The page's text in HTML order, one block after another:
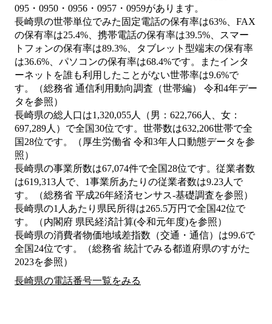
095・0950・0956・0957・0959があります。
長崎県の世帯単位でみた固定電話の保有率は63%、FAX
の保有率は25.4%、携帯電話の保有率は39.5%、スマー
トフォンの保有率は89.3%、タブレット型端末の保有率
は36.6%、パソコンの保有率は68.4%です。またインタ
ーネットを誰も利用したことがない世帯率は9.6%で
す。（総務省 通信利用動向調査（世帯編） 令和4年デー
タを参照）
長崎県の総人口は1,320,055人（男：622,766人、女：
697,289人）で全国30位です。世帯数は632,206世帯で全
国28位です。（厚生労働省 令和3年人口動態データを参
照）
長崎県の事業所数は67,074件で全国28位です。従業者数
は619,313人で、1事業所あたりの従業者数は9.23人で
す。（総務省 平成26年経済センサス‐基礎調査を参照）
長崎県の1人あたり県民所得は265.5万円で全国42位で
す。（内閣府 県民経済計算(令和元年度)を参照）
長崎県の消費者物価地域差指数（交通・通信）は99.6で
全国24位です。（総務省 統計でみる都道府県のすがた
2023を参照）
長崎県の電話番号一覧をみる